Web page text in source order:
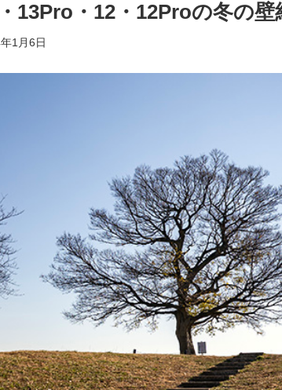
13Pro・12・12Proの冬の壁
1月6日